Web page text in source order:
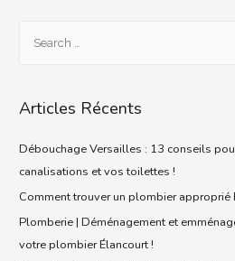
Articles Récents
Débouchage Versailles : 13 conseils
canalisations et vos toilettes !
Comment trouver un plombier approprié
Plomberie | Déménagement et
votre plombier Élancourt !